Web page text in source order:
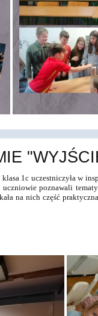
1c uczestniczyła w
poznawali
na nich część